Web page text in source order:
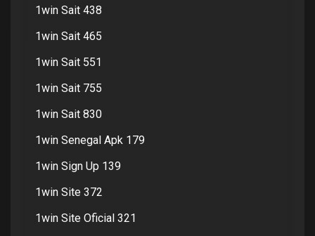
1win Sait 438
1win Sait 465
1win Sait 551
1win Sait 755
1win Sait 830
1win Senegal Apk 179
1win Sign Up 139
1win Site 372
1win Site Oficial 321